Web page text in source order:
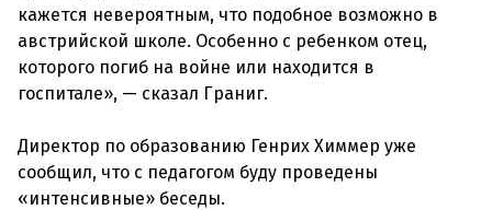
кажется невероятным, что подобное возможно в
австрийской школе. Особенно с ребенком отец,
которого погиб на войне или находится в
госпитале», — сказал Граниг.
Директор по образованию Генрих Химмер уже
сообщил, что с педагогом буду проведены